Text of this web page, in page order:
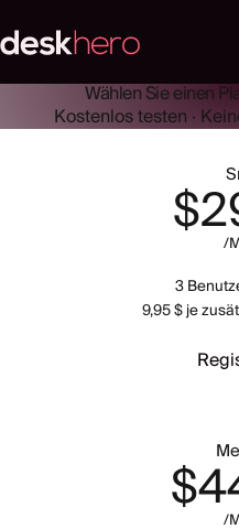
Wählen Sie einen
Kostenlos testen ·
/
3
9,95 $ je
/